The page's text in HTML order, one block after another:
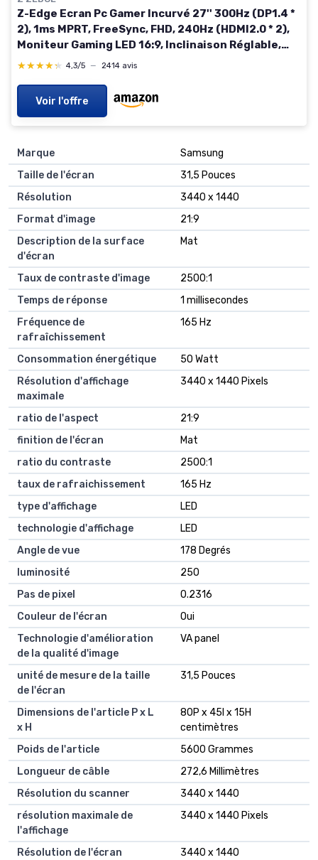
Z-Edge Ecran Pc Gamer Incurvé 27'' 300Hz (DP1.4 *
2), 1ms MPRT, FreeSync, FHD, 240Hz (HDMI2.0 * 2),
Moniteur Gaming LED 16:9, Inclinaison Réglable,
1500R VA, 4000:1, VESA 100 * 100mm(DP Câble
★★★★★
★★★★★ 4,3/5 — 2414 avis
Voir l'offre
Marque
Samsung
Taille de l'écran
31,5 Pouces
Résolution
3440 x 1440
Format d'image
21:9
Description de la surface
d'écran
Mat
Taux de contraste d'image
2500:1
Temps de réponse
1 millisecondes
Fréquence de
rafraîchissement
165 Hz
Consommation énergétique
50 Watt
Résolution d'affichage
maximale
3440 x 1440 Pixels
ratio de l'aspect
21:9
finition de l'écran
Mat
ratio du contraste
2500:1
taux de rafraichissement
165 Hz
type d'affichage
LED
technologie d'affichage
LED
Angle de vue
178 Degrés
luminosité
250
Pas de pixel
0.2316
Couleur de l'écran
Oui
Technologie d'amélioration
de la qualité d'image
VA panel
unité de mesure de la taille
de l'écran
31,5 Pouces
Dimensions de l'article P x L
x H
80P x 45l x 15H
centimètres
Poids de l'article
5600 Grammes
Longueur de câble
272,6 Millimètres
Résolution du scanner
3440 x 1440
résolution maximale de
l'affichage
3440 x 1440 Pixels
Résolution de l'écran
3440 x 1440